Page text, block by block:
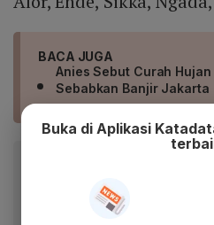
BACA JUGA
Anies Sebut Curah
Sebabkan Banjir Jakarta
Dapatkan pengalaman
fitur menarik lainnya lewat
Buka di Aplikasi